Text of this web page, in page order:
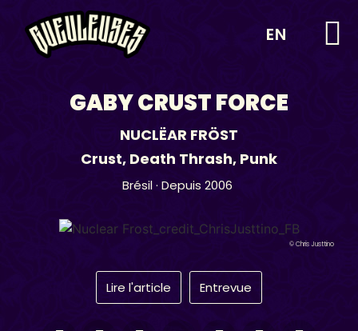
EN
GABY CRUST FORCE
NUCLËAR FRÖST
Crust, Death Thrash, Punk
Brésil· Depuis 2006
© Chris Justtino
Lire l'article Entrevue